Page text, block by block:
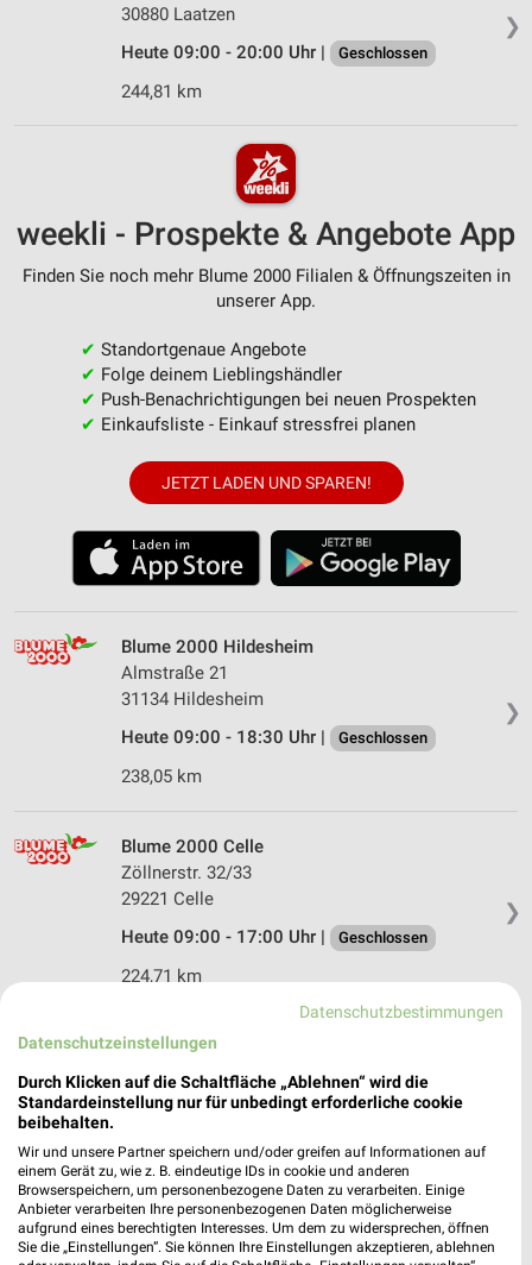
❯
30880 Laatzen
Heute 09:00 - 20:00 Uhr |
Geschlossen
244,81 km
weekli - Prospekte & Angebote App
Finden Sie noch mehr Blume 2000 Filialen & Öffnungszeiten in
unserer App.
✔ Standortgenaue Angebote
✔ Folge deinem Lieblingshändler
✔ Push-Benachrichtigungen bei neuen Prospekten
✔ Einkaufsliste - Einkauf stressfrei planen
JETZT LADEN UND SPAREN!
❯
Blume 2000 Hildesheim
Almstraße 21
31134 Hildesheim
Heute 09:00 - 18:30 Uhr |
Geschlossen
238,05 km
❯
Blume 2000 Celle
Zöllnerstr. 32/33
29221 Celle
Heute 09:00 - 17:00 Uhr |
Geschlossen
224,71 km
Datenschutzbestimmungen
Datenschutzeinstellungen
Durch Klicken auf die Schaltfläche „Ablehnen“ wird die
Standardeinstellung nur für unbedingt erforderliche cookie
beibehalten.
Wir und unsere Partner speichern und/oder greifen auf Informationen auf
einem Gerät zu, wie z. B. eindeutige IDs in cookie und anderen
Browserspeichern, um personenbezogene Daten zu verarbeiten. Einige
Anbieter verarbeiten Ihre personenbezogenen Daten möglicherweise
aufgrund eines berechtigten Interesses. Um dem zu widersprechen, öffnen
Sie die „Einstellungen“. Sie können Ihre Einstellungen akzeptieren, ablehnen